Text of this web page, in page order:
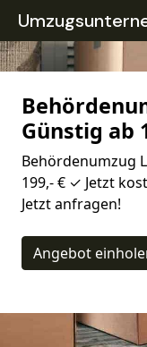
Günstig ab
Behördenumzug
199,- € ✓ Jetzt
Jetzt anfragen!
Angebot